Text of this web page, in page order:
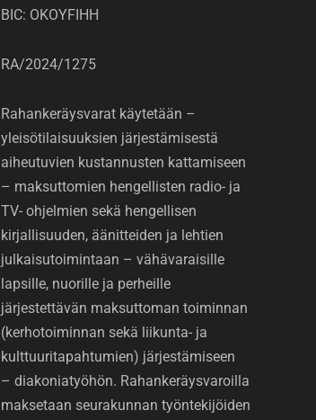
BIC: OKOYFIHH
RA/2024/1275
Rahankeräysvarat käytetään –
yleisötilaisuuksien järjestämisestä
aiheutuvien kustannusten kattamiseen
– maksuttomien hengellisten radio- ja
TV- ohjelmien sekä hengellisen
kirjallisuuden, äänitteiden ja lehtien
julkaisutoimintaan – vähävaraisille
lapsille, nuorille ja perheille
järjestettävän maksuttoman toiminnan
(kerhotoiminnan sekä liikunta- ja
kulttuuritapahtumien) järjestämiseen
– diakoniatyöhön. Rahankeräysvaroilla
maksetaan seurakunnan työntekijöiden